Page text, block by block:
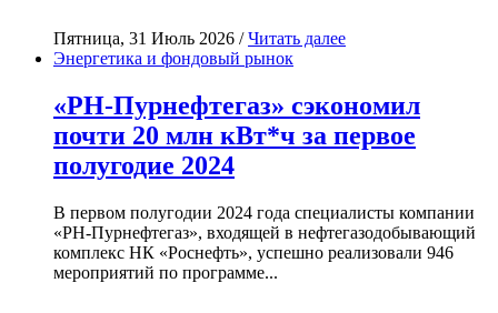
Пятница, 31 Июль 2026 /Читать далее
Энергетика и фондовый рынок
«РН-Пурнефтегаз» сэкономил
почти 20 млн кВт*ч за первое
полугодие 2024
В первом полугодии 2024 года специалисты компании
«РН-Пурнефтегаз», входящей в нефтегазодобывающий
комплекс НК «Роснефть», успешно реализовали 946
мероприятий по программе...